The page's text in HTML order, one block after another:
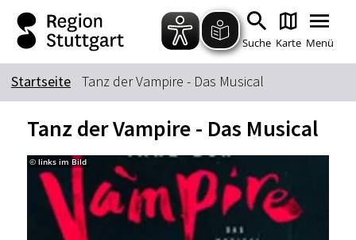
Zum Hauptinhalt springen
Zur Suche springen
Zur Hauptnavigation
Zum Footer springen
Suche Karte Menü
Suchbegriff
Das könnte Sie interessieren
Stadtführungen
Tickets
Citytour
Übernachtung
Startseite Tanz der Vampire - Das Musical
Tanz der Vampire - Das Musical
© links im Bild